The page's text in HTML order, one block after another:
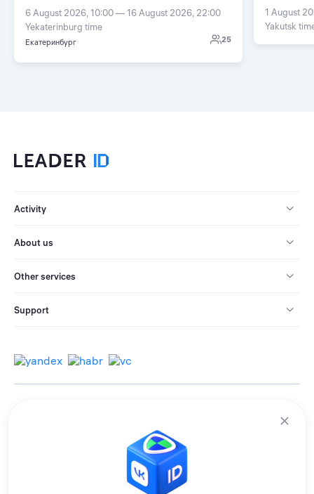
6 August 2026, 10:00 — 16 August 2026, 22:00
Yekaterinburg time
Екатеринбург 25
1 August
Yakutsk
Activity
About us
Other services
Support
Personal data processing policy
We use cookies to improve services for you.